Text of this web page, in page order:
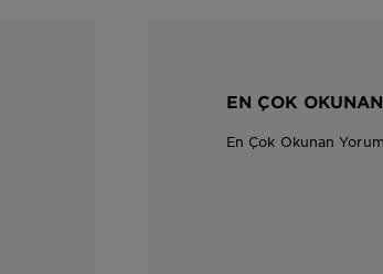
EN ÇOK
En Çok Okunan